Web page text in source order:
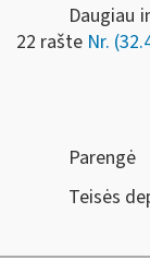
Daugiau
22 rašte Nr.
Parengė
Teisės